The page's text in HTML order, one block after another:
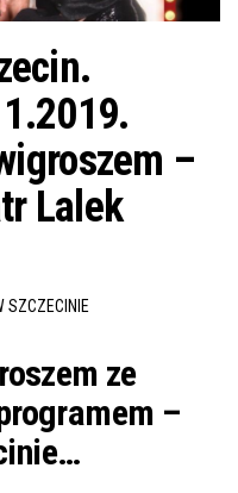
–
Lalek
SZCZECINIE
ze
–